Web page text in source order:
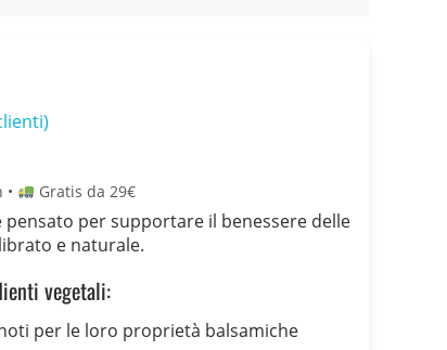
• Gratis da 29€
per supportare il benessere delle
e naturale.
vegetali:
per le loro proprietà balsamiche